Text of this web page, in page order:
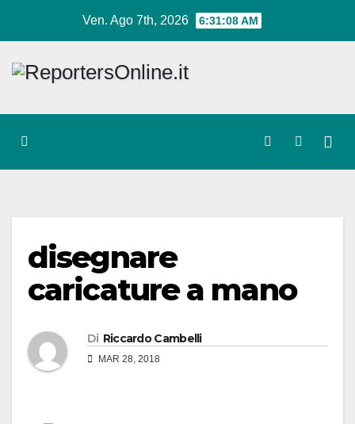
Ven. Ago 7th, 2026 6:31:09 AM
disegnare
caricature a mano
Di Riccardo Cambelli
MAR 28, 2018